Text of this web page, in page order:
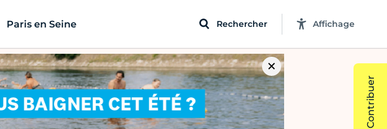
Paris en Seine Rechercher Affichage
Contribuer